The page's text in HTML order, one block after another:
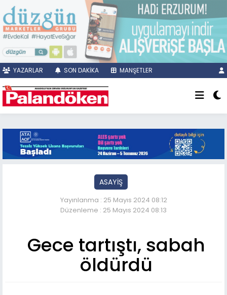
YAZARLAR SON DAKİKA MANŞETLER
ASAYİŞ
Yayınlanma : 25 Mayıs 2024 08:12
Düzenleme : 25 Mayıs 2024 08:13
Gece tartıştı, sabah
öldürdü